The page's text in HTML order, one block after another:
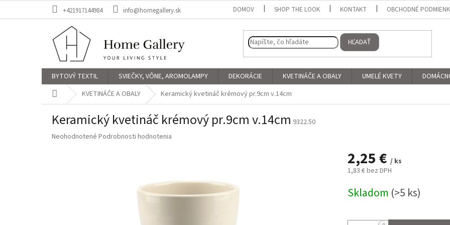
+421917144984 info@homegallery.sk DOMOV SHOP THE LOOK KONTAKT OBCHODNÉ
HĽADAŤ
BYTOVÝ TEXTIL SVIEČKY, VÔNE, AROMOLAMPY DEKORÁCIE KVETINÁČE A OBALY UMELÉ KVETY
DomovKVETINÁČE A OBALY Keramický kvetináč krémový pr.9cm v.14cm
Keramický kvetináč krémový pr.9cm v.14cm 9322.50
Priemerné
Neohodnotené Podrobnosti hodnotenia
2,25 € / ks
1,83 € bez DPH
cena:
Skladom (>5 ks)